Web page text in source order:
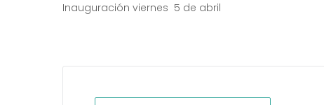
Inauguración viernes 5 de abril